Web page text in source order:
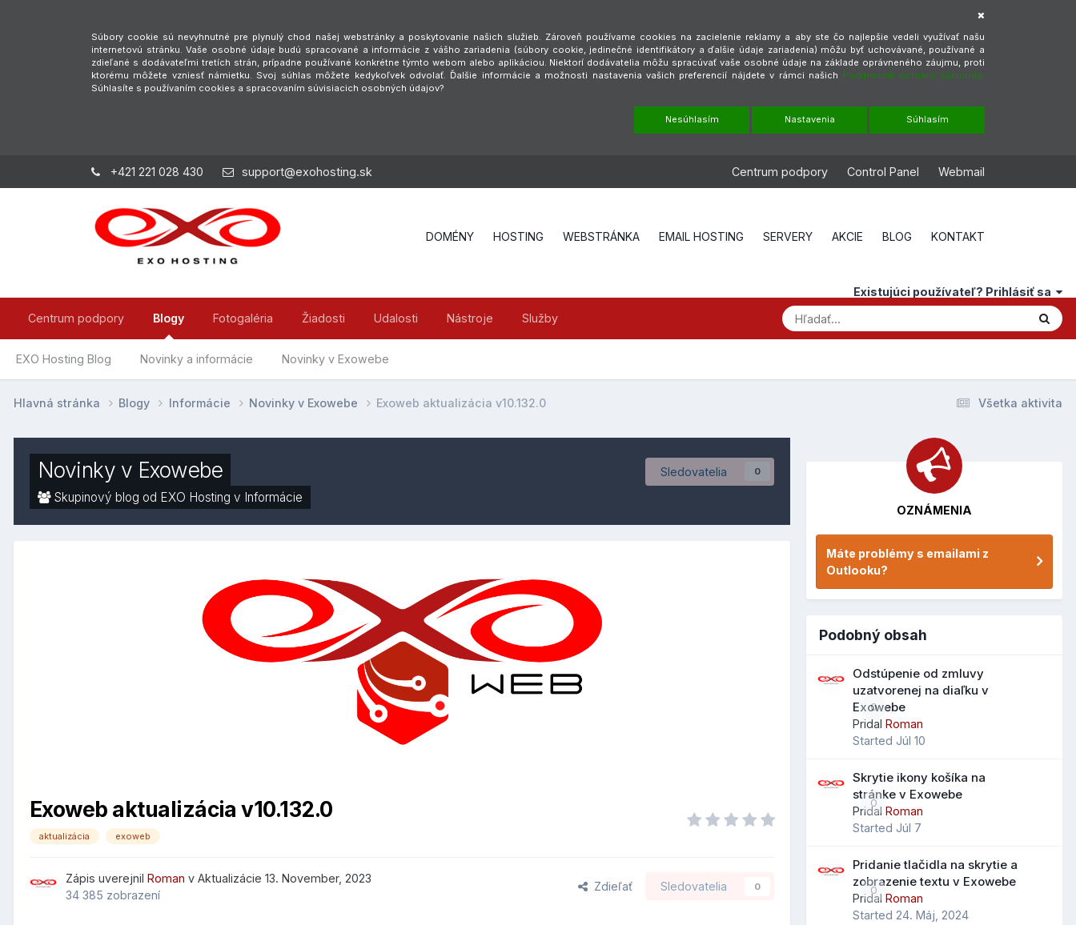
Súbory cookie sú nevyhnutné pre plynulý chod našej webstránky a poskytovanie našich služieb. Zároveň používame cookies na zacielenie reklamy a aby ste čo najlepšie vedeli využívať našu
internetovú stránku. Vaše osobné údaje budú spracované a informácie z vášho zariadenia (súbory cookie, jedinečné identifikátory a ďalšie údaje zariadenia) môžu byť uchovávané, používané a
zdieľané s dodávateľmi tretích strán, prípadne používané konkrétne týmto webom alebo aplikáciou. Niektorí dodávatelia môžu spracúvať vaše osobné údaje na základe oprávneného záujmu, proti
ktorému môžete vzniesť námietku. Svoj súhlas môžete kedykoľvek odvolať. Ďalšie informácie a možnosti nastavenia vašich preferencií nájdete v rámci našich Podmienok ochrany súkromia.
Súhlasíte s používaním cookies a spracovaním súvisiacich osobných údajov?
Nesúhlasím Nastavenia Súhlasím
+421 221 028 430 support@exohosting.sk Centrum podpory Control Panel Webmail
DOMÉNY HOSTING WEBSTRÁNKA EMAIL HOSTING SERVERY AKCIE BLOG KONTAKT
Existujúci používateľ? Prihlásiť sa
Centrum podpory
Blogy
EXO Hosting Blog Novinky a informácie Novinky v Exowebe
Fotogaléria Žiadosti Udalosti Nástroje Služby
Všetka aktivita
Hlavná stránka Blogy Informácie Novinky v Exowebe Exoweb aktualizácia v10.132.0
Sledovatelia 0
Novinky v Exowebe
Skupinový blog od EXO Hosting v Informácie
Exoweb aktualizácia v10.132.0
aktualizácia exoweb
Zápis uverejnil Roman v Aktualizácie 13. November, 2023
34 385 zobrazení
Zdieľať Sledovatelia 0
OZNÁMENIA
Máte problémy s emailami z
Outlooku?
Podobný obsah
0
Odstúpenie od zmluvy
uzatvorenej na diaľku v
Exowebe
Pridal Roman
Started Júl 10
0
Skrytie ikony košíka na
stránke v Exowebe
Pridal Roman
Started Júl 7
0
Pridanie tlačidla na skrytie a
zobrazenie textu v Exowebe
Pridal Roman
Started 24. Máj, 2024